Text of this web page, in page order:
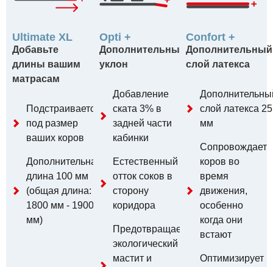
Ultimate XL
Добавьте
длины вашим
матрасам
Подстраивается
под размер
ваших коров
Дополнительная
длина 100 мм
(общая длина:
1800 мм - 1900
мм)
Opti +
Дополнительный
уклон
Добавление
ската 3% в
задней части
кабинки
Естественный
отток соков в
сторону
коридора
Предотвращает
экологический
мастит и
Confort +
Дополнительный
слой латекса
слой латекса 25
мм
Сопровождает
коров во
время
движения,
особенно
когда они
встают
Оптимизирует